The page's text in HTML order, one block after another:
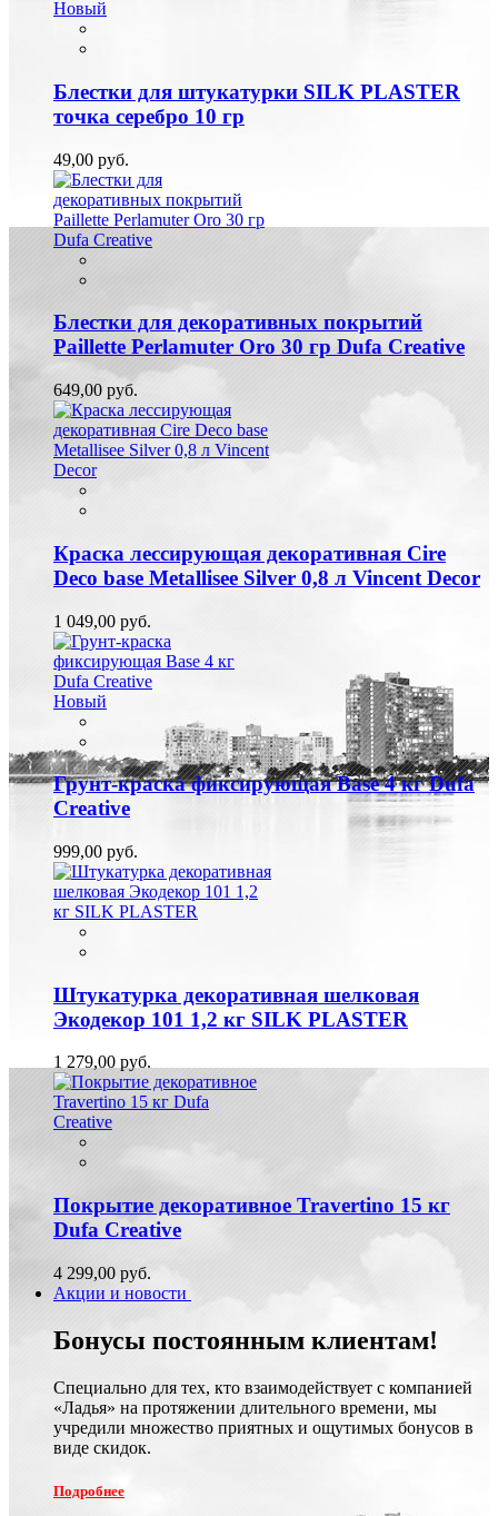
Новый
Блестки для штукатурки SILK PLASTER
точка серебро 10 гр
49,00 руб.
Блестки для декоративных покрытий
Paillette Perlamuter Oro 30 гр Dufa Creative
649,00 руб.
Краска лессирующая декоративная Cire
Deco base Metallisee Silver 0,8 л Vincent Decor
1 049,00 руб.
Новый
Грунт-краска фиксирующая Base 4 кг Dufa
Creative
999,00 руб.
Штукатурка декоративная шелковая
Экодекор 101 1,2 кг SILK PLASTER
1 279,00 руб.
Покрытие декоративное Travertino 15 кг
Dufa Creative
4 299,00 руб.
Акции и новости
Бонусы постоянным клиентам!
Специально для тех, кто взаимодействует с компанией
«Ладья» на протяжении длительного времени, мы
учредили множество приятных и ощутимых бонусов в
виде скидок.
Подробнее